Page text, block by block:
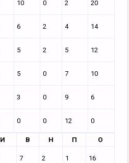
10 0 2 20
6 2 4 14
5 2 5 12
5 0 7 10
3 0 9 6
0 0 12 0
И В Н П О
7 2 1 16